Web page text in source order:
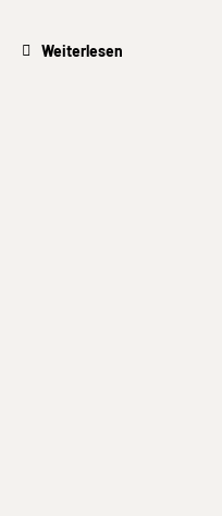
Weiterlesen